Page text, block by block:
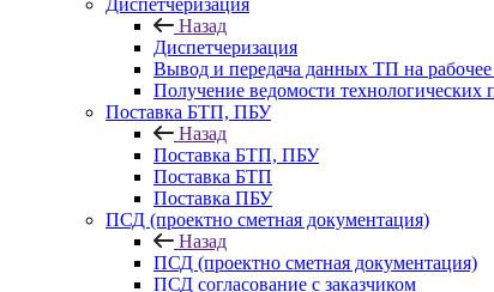
Диспетчеризация
Назад
Диспетчеризация
Вывод и передача данных ТП на
Получение ведомости
Поставка БТП, ПБУ
Назад
Поставка БТП, ПБУ
Поставка БТП
Поставка ПБУ
ПСД (проектно сметная документация)
Назад
ПСД (проектно сметная документация)
ПСД согласование с заказчиком